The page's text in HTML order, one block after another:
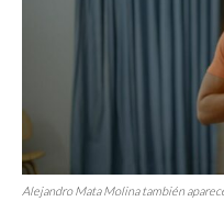
Alejandro Mata Molina también